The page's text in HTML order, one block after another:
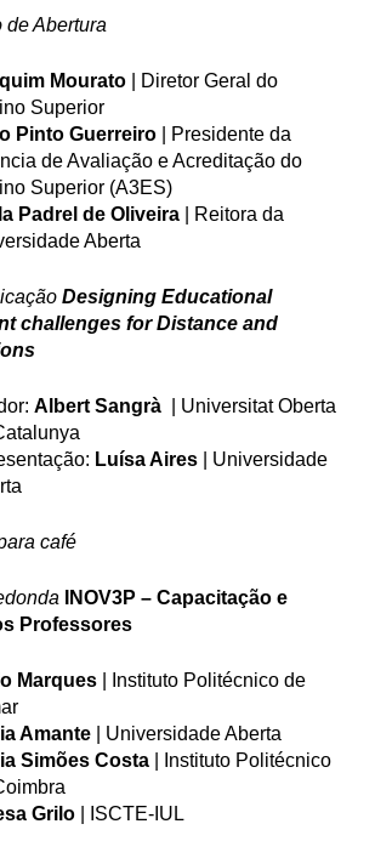
de Abertura
Mourato | Diretor Geral do
Superior
Pinto Guerreiro | Presidente da
de Avaliação e Acreditação do
Superior (A3ES)
Padrel de Oliveira | Reitora da
Aberta
Designing Educational
challenges forDistance and
Albert Sangrà | Universitat Oberta
Luísa Aires | Universidade
café
INOV3P – Capacitação e
Professores
Marques | Instituto Politécnico de
Amante | Universidade Aberta
Simões Costa | Instituto Politécnico
Grilo | ISCTE-IUL